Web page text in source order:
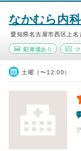
なかむら内科
愛知県名古屋市西区上名
駐車場あり
土曜（〜12:00）